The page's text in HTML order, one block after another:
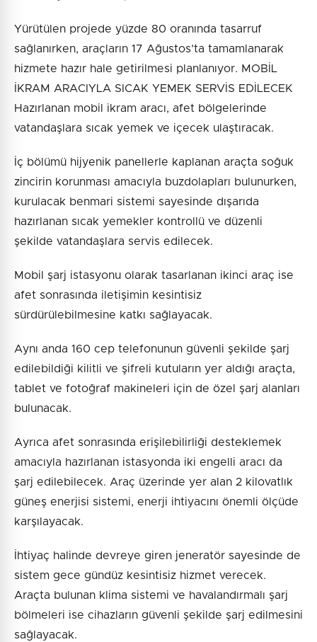
Yürütülen projede yüzde 80 oranında tasarruf
sağlanırken, araçların 17 Ağustos’ta tamamlanarak
hizmete hazır hale getirilmesi planlanıyor. MOBİL
İKRAM ARACIYLA SICAK YEMEK SERVİS EDİLECEK
Hazırlanan mobil ikram aracı, afet bölgelerinde
vatandaşlara sıcak yemek ve içecek ulaştıracak.
İç bölümü hijyenik panellerle kaplanan araçta soğuk
zincirin korunması amacıyla buzdolapları bulunurken,
kurulacak benmari sistemi sayesinde dışarıda
hazırlanan sıcak yemekler kontrollü ve düzenli
şekilde vatandaşlara servis edilecek.
Mobil şarj istasyonu olarak tasarlanan ikinci araç ise
afet sonrasında iletişimin kesintisiz
sürdürülebilmesine katkı sağlayacak.
Aynı anda 160 cep telefonunun güvenli şekilde şarj
edilebildiği kilitli ve şifreli kutuların yer aldığı araçta,
tablet ve fotoğraf makineleri için de özel şarj alanları
bulunacak.
Ayrıca afet sonrasında erişilebilirliği desteklemek
amacıyla hazırlanan istasyonda iki engelli aracı da
şarj edilebilecek. Araç üzerinde yer alan 2 kilovatlık
güneş enerjisi sistemi, enerji ihtiyacını önemli ölçüde
karşılayacak.
İhtiyaç halinde devreye giren jeneratör sayesinde de
sistem gece gündüz kesintisiz hizmet verecek.
Araçta bulunan klima sistemi ve havalandırmalı şarj
bölmeleri ise cihazların güvenli şekilde şarj edilmesini
sağlayacak.